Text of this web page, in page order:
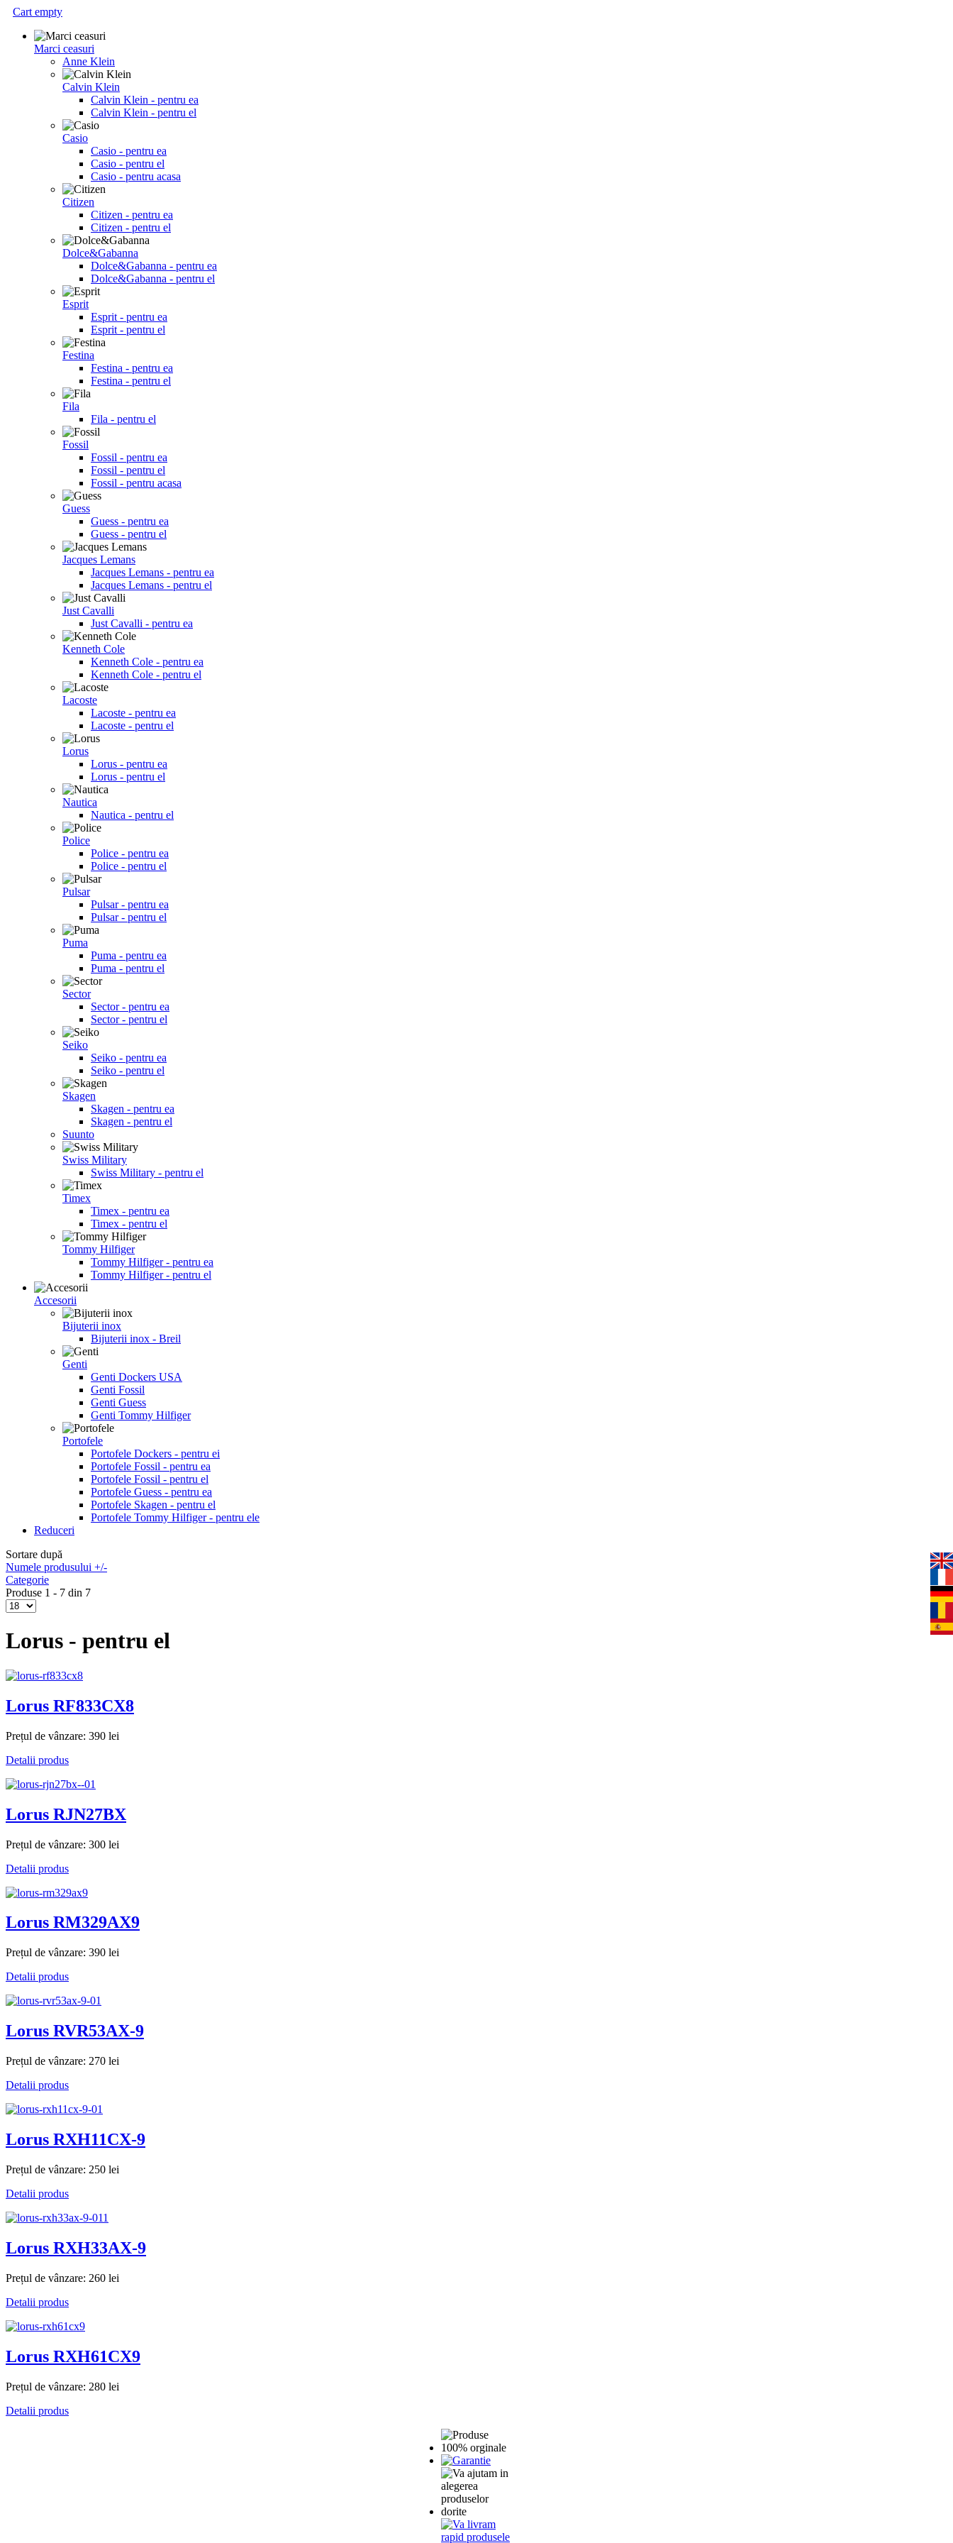
Cart empty
Marci ceasuri
Anne Klein
Calvin Klein
Calvin Klein - pentru ea
Calvin Klein - pentru el
Casio
Casio - pentru ea
Casio - pentru el
Casio - pentru acasa
Citizen
Citizen - pentru ea
Citizen - pentru el
Dolce&Gabanna
Dolce&Gabanna - pentru ea
Dolce&Gabanna - pentru el
Esprit
Esprit - pentru ea
Esprit - pentru el
Festina
Festina - pentru ea
Festina - pentru el
Fila
Fila - pentru el
Fossil
Fossil - pentru ea
Fossil - pentru el
Fossil - pentru acasa
Guess
Guess - pentru ea
Guess - pentru el
Jacques Lemans
Jacques Lemans - pentru ea
Jacques Lemans - pentru el
Just Cavalli
Just Cavalli - pentru ea
Kenneth Cole
Kenneth Cole - pentru ea
Kenneth Cole - pentru el
Lacoste
Lacoste - pentru ea
Lacoste - pentru el
Lorus
Lorus - pentru ea
Lorus - pentru el
Nautica
Nautica - pentru el
Police
Police - pentru ea
Police - pentru el
Pulsar
Pulsar - pentru ea
Pulsar - pentru el
Puma
Puma - pentru ea
Puma - pentru el
Sector
Sector - pentru ea
Sector - pentru el
Seiko
Seiko - pentru ea
Seiko - pentru el
Skagen
Skagen - pentru ea
Skagen - pentru el
Suunto
Swiss Military
Swiss Military - pentru el
Timex
Timex - pentru ea
Timex - pentru el
Tommy Hilfiger
Tommy Hilfiger - pentru ea
Tommy Hilfiger - pentru el
Accesorii
Bijuterii inox
Bijuterii inox - Breil
Genti
Genti Dockers USA
Genti Fossil
Genti Guess
Genti Tommy Hilfiger
Portofele
Portofele Dockers - pentru ei
Portofele Fossil - pentru ea
Portofele Fossil - pentru el
Portofele Guess - pentru ea
Portofele Skagen - pentru el
Portofele Tommy Hilfiger - pentru ele
Reduceri
Sortare după
Numele produsului +/-
Categorie
Produse 1 - 7 din 7
Lorus - pentru el
Lorus RF833CX8
Prețul de vânzare: 390 lei
Detalii produs
Lorus RJN27BX
Prețul de vânzare: 300 lei
Detalii produs
Lorus RM329AX9
Prețul de vânzare: 390 lei
Detalii produs
Lorus RVR53AX-9
Prețul de vânzare: 270 lei
Detalii produs
Lorus RXH11CX-9
Prețul de vânzare: 250 lei
Detalii produs
Lorus RXH33AX-9
Prețul de vânzare: 260 lei
Detalii produs
Lorus RXH61CX9
Prețul de vânzare: 280 lei
Detalii produs